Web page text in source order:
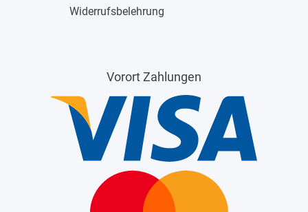
Widerrufsbelehrung
Vorort Zahlungen